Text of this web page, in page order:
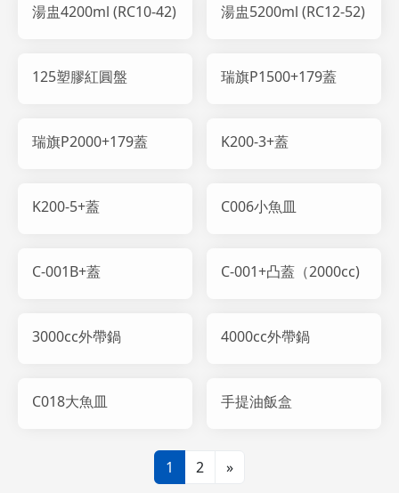
湯盅4200ml (RC10-42) 湯盅5200ml (RC12-52)
125塑膠紅圓盤 瑞旗P1500+179蓋
瑞旗P2000+179蓋 K200-3+蓋
K200-5+蓋 C006小魚皿
C-001B+蓋 C-001+凸蓋（2000cc)
3000cc外帶鍋 4000cc外帶鍋
C018大魚皿 手提油飯盒
1 2 »